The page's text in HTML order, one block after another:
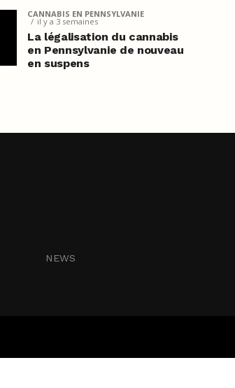
CANNABIS EN PENNSYLVANIE
il y a 3 semaines
La légalisation du cannabis
en Pennsylvanie de nouveau
en suspens
NEWS